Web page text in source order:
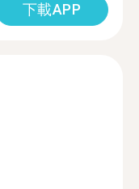
下載APP